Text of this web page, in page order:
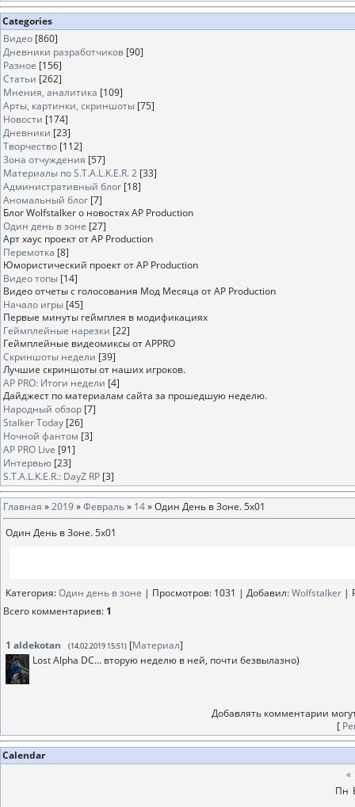
Categories
Видео [860]
Дневники разработчиков [90]
Разное [156]
Статьи [262]
Мнения, аналитика [109]
Арты, картинки, скриншоты [75]
Новости [174]
Дневники [23]
Творчество [112]
Зона отчуждения [57]
Материалы по S.T.A.L.K.E.R. 2 [33]
Административный блог [18]
Аномальный блог [7]
Блог Wolfstalker о новостях AP Production
Один день в зоне [27]
Арт хаус проект от AP Production
Перемотка [8]
Юмористический проект от AP Production
Видео топы [14]
Видео отчеты с голосования Мод Месяца от AP Production
Начало игры [45]
Первые минуты геймплея в модификациях
Геймплейные нарезки [22]
Геймплейные видеомиксы от APPRO
Скриншоты недели [39]
Лучшие скриншоты от наших игроков.
AP PRO: Итоги недели [4]
Дайджест по материалам сайта за прошедшую неделю.
Народный обзор [7]
Stalker Today [26]
Ночной фантом [3]
AP PRO Live [91]
Интервью [23]
S.T.A.L.K.E.R.: DayZ RP [3]
Главная »2019»Февраль» 14» Один День в Зоне. 5x01
Один День в Зоне. 5x01
Категория:Один день в зоне | Просмотров: 1031 | Добавил:Wolfstalker |
Всего комментариев: 1
1 aldekotan (14.02.2019 15:51) [Материал]
Lost Alpha DC... вторую неделю в ней, почти безвылазно)
Добавлять комментарии
[
Calendar
«
Пн